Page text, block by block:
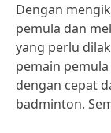
Dengan
pemula dan
yang perlu
pemain
dengan cepat
badminton.